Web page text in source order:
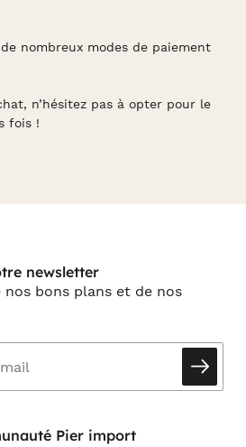
nombreux modes de paiement
n’hésitez pas à opter pour le
fois !
newsletter
nos bons plans et de nos
Pier import